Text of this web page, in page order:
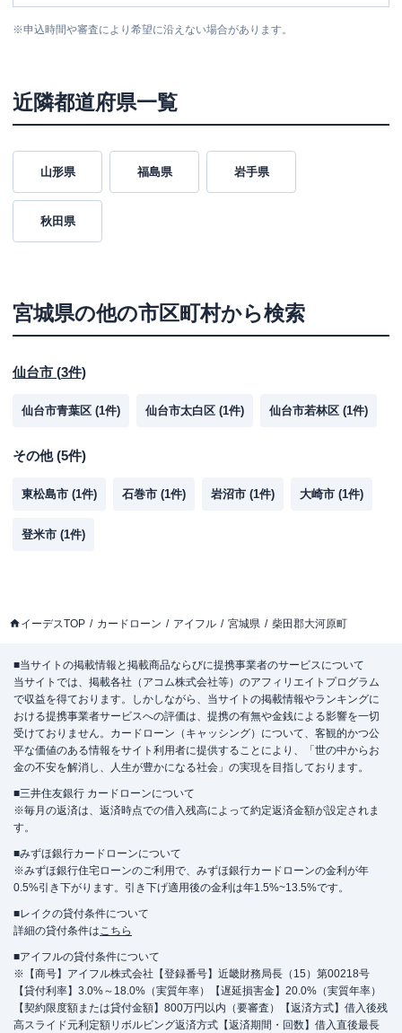
※申込時間や審査により希望に沿えない場合があります。
近隣都道府県一覧
山形県 福島県 岩手県
秋田県
宮城県の他の市区町村から検索
仙台市 (3件)
仙台市青葉区 (1件) 仙台市太白区 (1件) 仙台市若林区 (1件)
その他(5件)
東松島市 (1件) 石巻市 (1件) 岩沼市 (1件) 大崎市 (1件)
登米市 (1件)
イーデスTOP カードローン アイフル 宮城県 柴田郡大河原町
■当サイトの掲載情報と掲載商品ならびに提携事業者のサービスについて
当サイトでは、掲載各社（アコム株式会社等）のアフィリエイトプログラム
で収益を得ております。しかしながら、当サイトの掲載情報やランキングに
おける提携事業者サービスへの評価は、提携の有無や金銭による影響を一切
受けておりません。カードローン（キャッシング）について、客観的かつ公
平な価値のある情報をサイト利用者に提供することにより、「世の中からお
金の不安を解消し、人生が豊かになる社会」の実現を目指しております。
■三井住友銀行 カードローンについて
※毎月の返済は、返済時点での借入残高によって約定返済金額が設定されま
す。
■みずほ銀行カードローンについて
※みずほ銀行住宅ローンのご利用で、みずほ銀行カードローンの金利が年
0.5%引き下がります。引き下げ適用後の金利は年1.5%~13.5%です。
■レイクの貸付条件について
詳細の貸付条件はこちら
■アイフルの貸付条件について
※【商号】アイフル株式会社【登録番号】近畿財務局長（15）第00218号
【貸付利率】3.0%～18.0%（実質年率）【遅延損害金】20.0%（実質年率）
【契約限度額または貸付金額】800万円以内（要審査）【返済方式】借入後残
高スライド元利定額リボルビング返済方式【返済期間・回数】借入直後最長